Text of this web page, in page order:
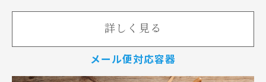
詳しく見る
メール便対応容器